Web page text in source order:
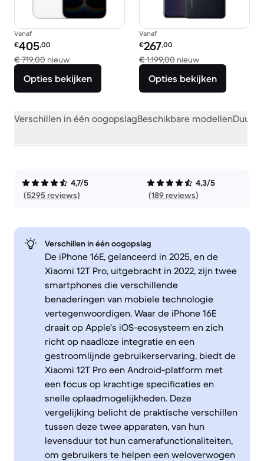
Vanaf
Refurbished prijs:
€405,00
€ 719,00 nieuwVergeleken met € 719,00 nieuw
Opties bekijken
Vanaf
Refurbished prijs:
€267,00
€ 1.199,00 nieuwVergeleken met
Opties bekijken
Verschillen in één oogopslagBeschikbare modellen
4,7/5
(5295 reviews)
4,3/5
(189 reviews)
Verschillen in één oogopslag
De iPhone 16E, gelanceerd in 2025, en de
Xiaomi 12T Pro, uitgebracht in 2022, zijn twee
smartphones die verschillende
benaderingen van mobiele technologie
vertegenwoordigen. Waar de iPhone 16E
draait op Apple's iOS-ecosysteem en zich
richt op naadloze integratie en een
gestroomlijnde gebruikerservaring, biedt de
Xiaomi 12T Pro een Android-platform met
een focus op krachtige specificaties en
snelle oplaadmogelijkheden. Deze
vergelijking belicht de praktische verschillen
tussen deze twee apparaten, van hun
levensduur tot hun camerafunctionaliteiten,
om gebruikers te helpen een weloverwogen